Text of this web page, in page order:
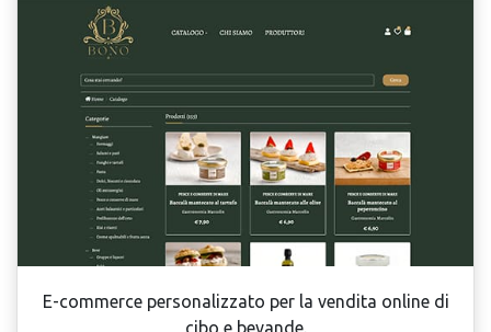
E-commerce personalizzato per la vendita online di
cibo e bevande.